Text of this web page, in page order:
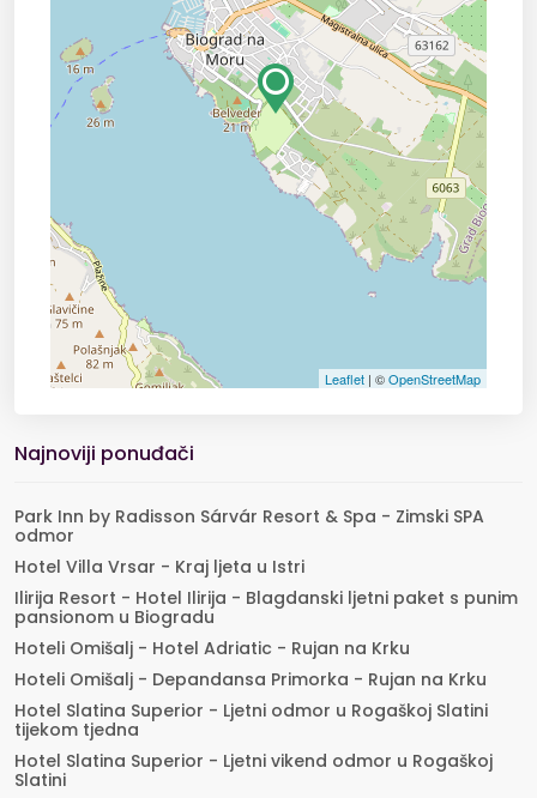
Leaflet | ©OpenStreetMap
Najnoviji ponuđači
Park Inn by Radisson Sárvár Resort & Spa - Zimski SPA
odmor
Hotel Villa Vrsar - Kraj ljeta u Istri
Ilirija Resort - Hotel Ilirija - Blagdanski ljetni paket s punim
pansionom u Biogradu
Hoteli Omišalj - Hotel Adriatic - Rujan na Krku
Hoteli Omišalj - Depandansa Primorka - Rujan na Krku
Hotel Slatina Superior - Ljetni odmor u Rogaškoj Slatini
tijekom tjedna
Hotel Slatina Superior - Ljetni vikend odmor u Rogaškoj
Slatini